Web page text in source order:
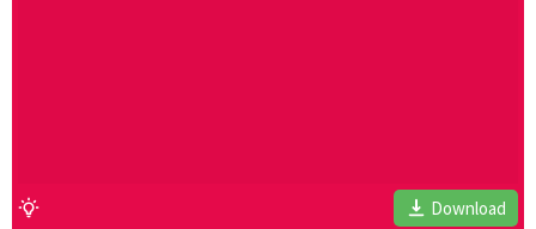
Download